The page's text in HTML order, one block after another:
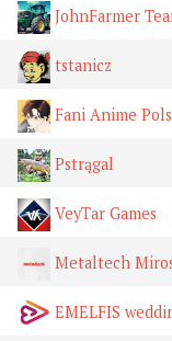
JohnFarmer
tstanicz
Fani Anime
Pstrągal
VeyTar Games
Metaltech
EMELFIS